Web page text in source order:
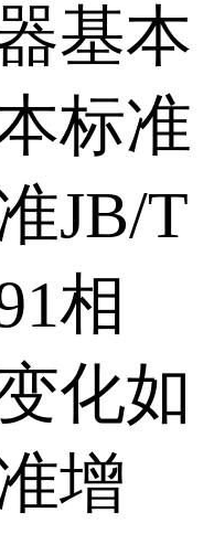
基本
标准
JB/T
相
化如
增